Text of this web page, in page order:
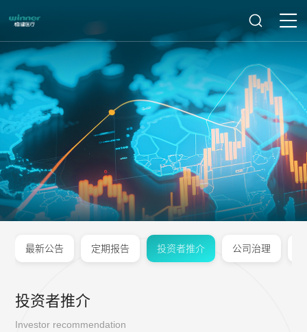
最新公告 定期报告 投资者推介 公司治理
投资者推介
Investor recommendation